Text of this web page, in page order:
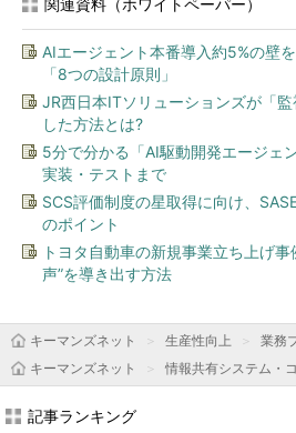
関連資料（ホワイトペーパー）
AIエージェント本番導入約5%の壁
「8つの設計原則」
JR西日本ITソリューションズが「
した方法とは?
5分で分かる「AI駆動開発エージェ
実装・テストまで
SCS評価制度の星取得に向け、
のポイント
トヨタ自動車の新規事業立ち上げ
声”を導き出す方法
キーマンズネット 生産性向上 業務
キーマンズネット
情報共有システム・
記事ランキング